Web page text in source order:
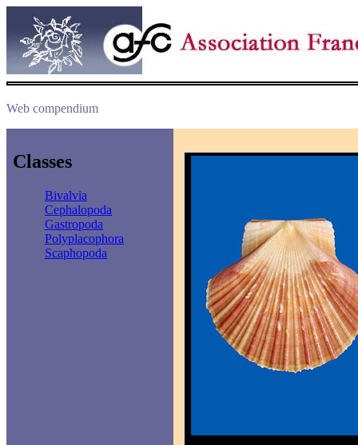
Web compendium
Classes
Bivalvia
Cephalopoda
Gastropoda
Polyplacophora
Scaphopoda